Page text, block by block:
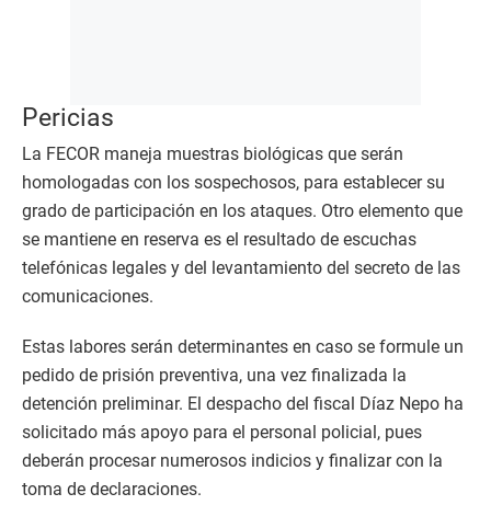
Pericias
La FECOR maneja muestras biológicas que serán
homologadas con los sospechosos, para establecer su
grado de participación en los ataques. Otro elemento que
se mantiene en reserva es el resultado de escuchas
telefónicas legales y del levantamiento del secreto de las
comunicaciones.
Estas labores serán determinantes en caso se formule un
pedido de prisión preventiva, una vez finalizada la
detención preliminar. El despacho del fiscal Díaz Nepo ha
solicitado más apoyo para el personal policial, pues
deberán procesar numerosos indicios y finalizar con la
toma de declaraciones.